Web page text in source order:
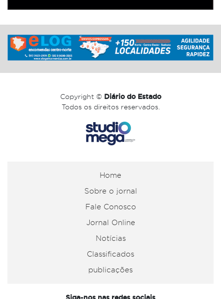
Copyright © Diário do Estado
Todos os direitos reservados.
Home
Sobre o jornal
Fale Conosco
Jornal Online
Notícias
Classificados
publicações
Siga-nos nas redes sociais